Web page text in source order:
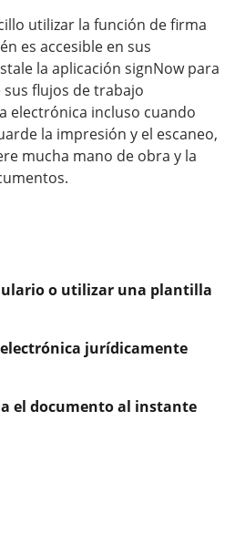
utilizar la función de firma
es accesible en sus
la aplicación signNow para
sus flujos de trabajo
electrónica incluso cuando
la impresión y el escaneo,
mucha mano de obra y la
o utilizar una plantilla
jurídicamente
el documento al instante